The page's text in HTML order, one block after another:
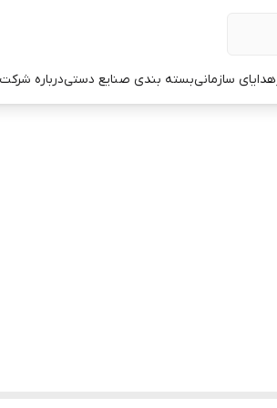
هدایای سازمانیبسته بندی صنایع دستیدرباره